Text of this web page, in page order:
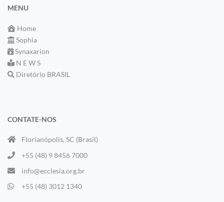
MENU
Home
Sophia
Synaxarion
N E W S
Diretório BRASIL
CONTATE-NOS
Florianópolis, SC (Brasil)
+55 (48) 9 8456 7000
info@ecclesia.org.br
+55 (48) 3012 1340